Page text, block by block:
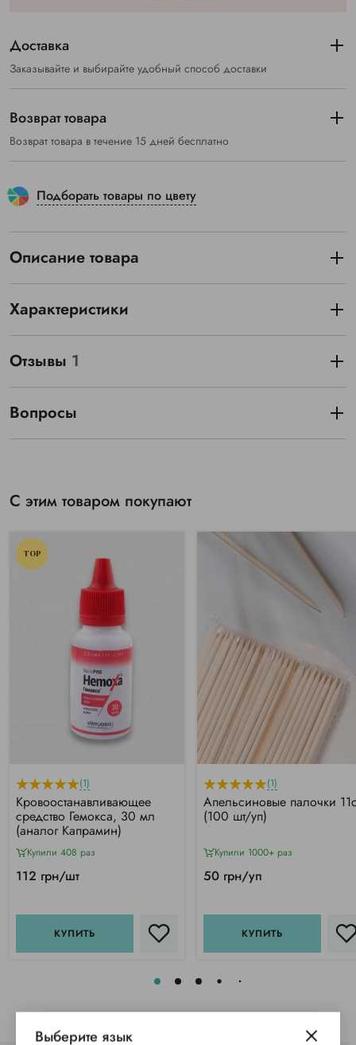
Доставка
Заказывайте и выбирайте удобный способ доставки
Возврат товара
Возврат товара в течение 15 дней бесплатно
Подборать товары по цвету
Описание товара
Характеристики
Отзывы 1
Вопросы
С этим товаром покупают
TOP
(1)
Кровоостанавливающее
средство Гемокса, 30 мл
(аналог Капрамин)
Купили 408 раз
112 грн/шт
КУПИТЬ
(1)
Апельсиновые палочки
(100 шт/уп)
Купили 1000+ раз
50 грн/уп
КУПИТЬ
Выберите язык